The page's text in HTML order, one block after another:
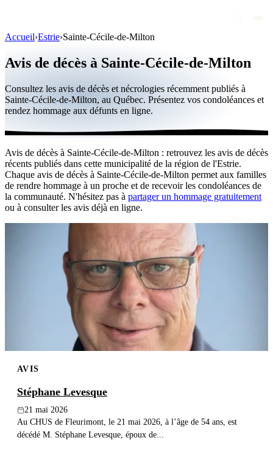
Personnalités publiques
Québec
Canada
International
Par région
Par ville
Maisons funéraires
Publier un avis
Accueil›Estrie›Sainte-Cécile-de-Milton
Avis de décès à Sainte-Cécile-de-Milton
Consultez les avis de décès et nécrologies récemment publiés à
Sainte-Cécile-de-Milton, au Québec. Présentez vos condoléances et
rendez hommage aux défunts en ligne.
Avis de décès à Sainte-Cécile-de-Milton : retrouvez les avis de décès
récents publiés dans cette municipalité de la région de l'Estrie.
Chaque avis de décès à Sainte-Cécile-de-Milton permet aux familles
de rendre hommage à un proche et de recevoir les condoléances de
la communauté. N'hésitez pas à partager un hommage gratuitement
ou à consulter les avis déjà en ligne.
AVIS
Stéphane Levesque
21 mai 2026
Au CHUS de Fleurimont, le 21 mai 2026, à l’âge de 54 ans, est
décédé M. Stéphane Levesque, époux de...